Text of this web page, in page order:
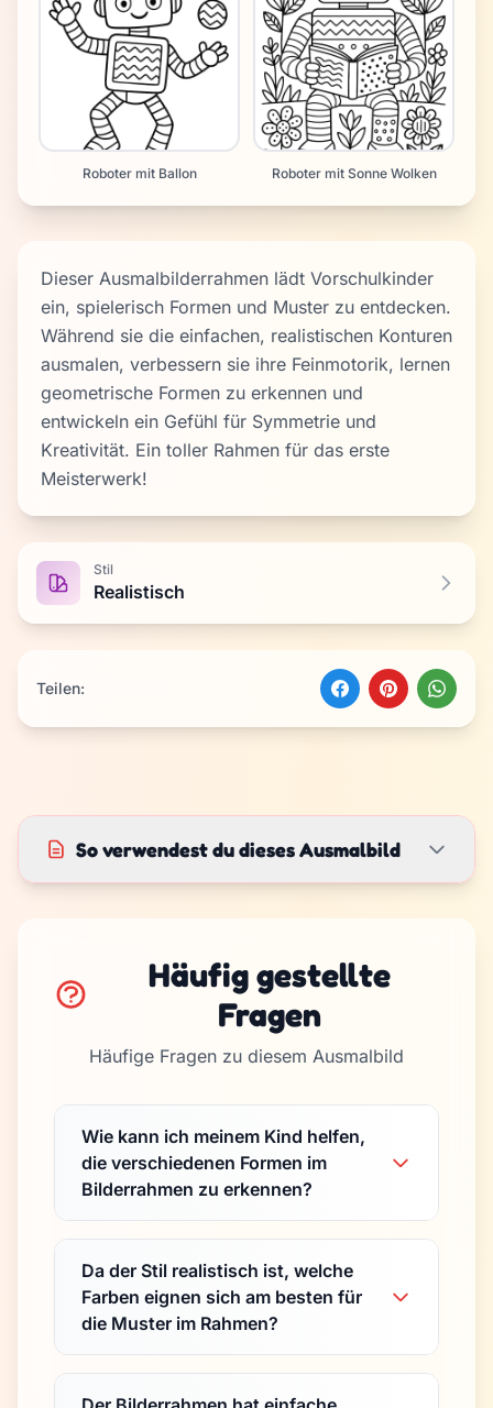
Roboter mit Ballon Roboter mit Sonne Wolken
Dieser Ausmalbilderrahmen lädt Vorschulkinder
ein, spielerisch Formen und Muster zu entdecken.
Während sie die einfachen, realistischen Konturen
ausmalen, verbessern sie ihre Feinmotorik, lernen
geometrische Formen zu erkennen und
entwickeln ein Gefühl für Symmetrie und
Kreativität. Ein toller Rahmen für das erste
Meisterwerk!
Stil
Realistisch
Teilen:
So verwendest du dieses Ausmalbild
Häufig gestellte
Fragen
Häufige Fragen zu diesem Ausmalbild
Wie kann ich meinem Kind helfen,
die verschiedenen Formen im
Bilderrahmen zu erkennen?
Da der Stil realistisch ist, welche
Farben eignen sich am besten für
die Muster im Rahmen?